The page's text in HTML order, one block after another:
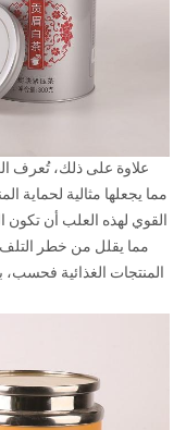
علاوة على ذلك، تُعرف
مما يجعلها مثالية لحماية
القوي لهذه العلب أن
مما يقلل من خطر التلف
المنتجات الغذائية